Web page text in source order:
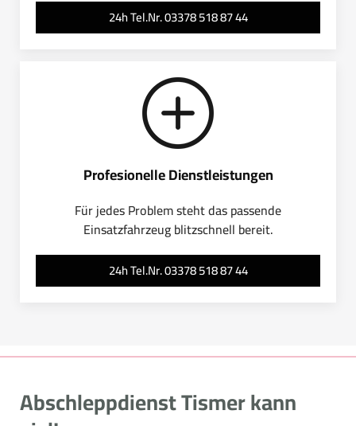
24h Tel.Nr. 03378 518 87 44
Profesionelle Dienstleistungen
Für jedes Problem steht das passende
Einsatzfahrzeug blitzschnell bereit.
24h Tel.Nr. 03378 518 87 44
Abschleppdienst Tismer kann